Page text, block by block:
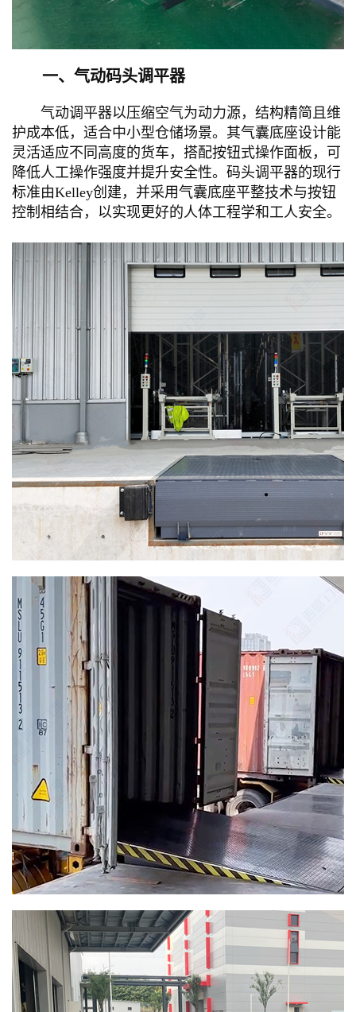
一、气动码头调平器
气动调平器以压缩空气为动力源，结构精简且维
护成本低，适合中小型仓储场景。其气囊底座设计能
灵活适应不同高度的货车，搭配按钮式操作面板，可
降低人工操作强度并提升安全性。码头调平器的现行
标准由Kelley创建，并采用气囊底座平整技术与按钮
控制相结合，以实现更好的人体工程学和工人安全。